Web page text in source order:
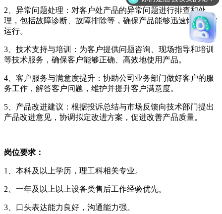
2、异常问题处理：对客户处产品的异常问题进行排查和处
理，包括故障诊断、故障排除等，确保产品能够迅速恢复正常
运行。
3、技术支持与培训：为客户提供问题咨询、现场指导和培训
等技术服务，确保客户能够正确、高效地使用产品。
4、客户服务与满意度提升：协助公司业务部门做好客户的服
务工作，解答客户问题，维护并提升客户满意度。
5、产品改进建议：根据投诉总结与市场反馈向技术部门提出
产品改进意见，协调拟定改进方案，促进改善产品质量。
岗位要求：
1、本科及以上学历，理工科相关专业。
2、一年及以上以上设备类售后工作经验优先。
3、口头表达能力良好，沟通能力强。